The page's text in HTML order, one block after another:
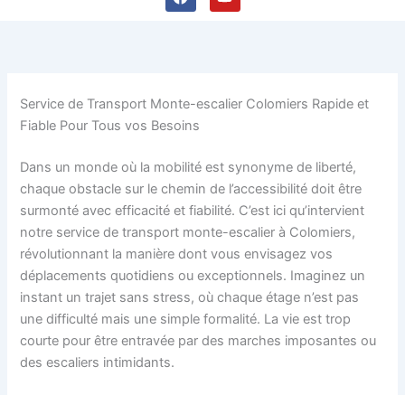
Service de Transport Monte-escalier Colomiers Rapide et
Fiable Pour Tous vos Besoins
Dans un monde où la mobilité est synonyme de liberté,
chaque obstacle sur le chemin de l’accessibilité doit être
surmonté avec efficacité et fiabilité. C’est ici qu’intervient
notre service de transport monte-escalier à Colomiers,
révolutionnant la manière dont vous envisagez vos
déplacements quotidiens ou exceptionnels. Imaginez un
instant un trajet sans stress, où chaque étage n’est pas
une difficulté mais une simple formalité. La vie est trop
courte pour être entravée par des marches imposantes ou
des escaliers intimidants.